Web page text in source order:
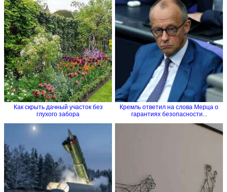
Как cкрыть дачный участок без
глухого забора
Кремль ответил на слова Мерца о
гарантиях безопасности...